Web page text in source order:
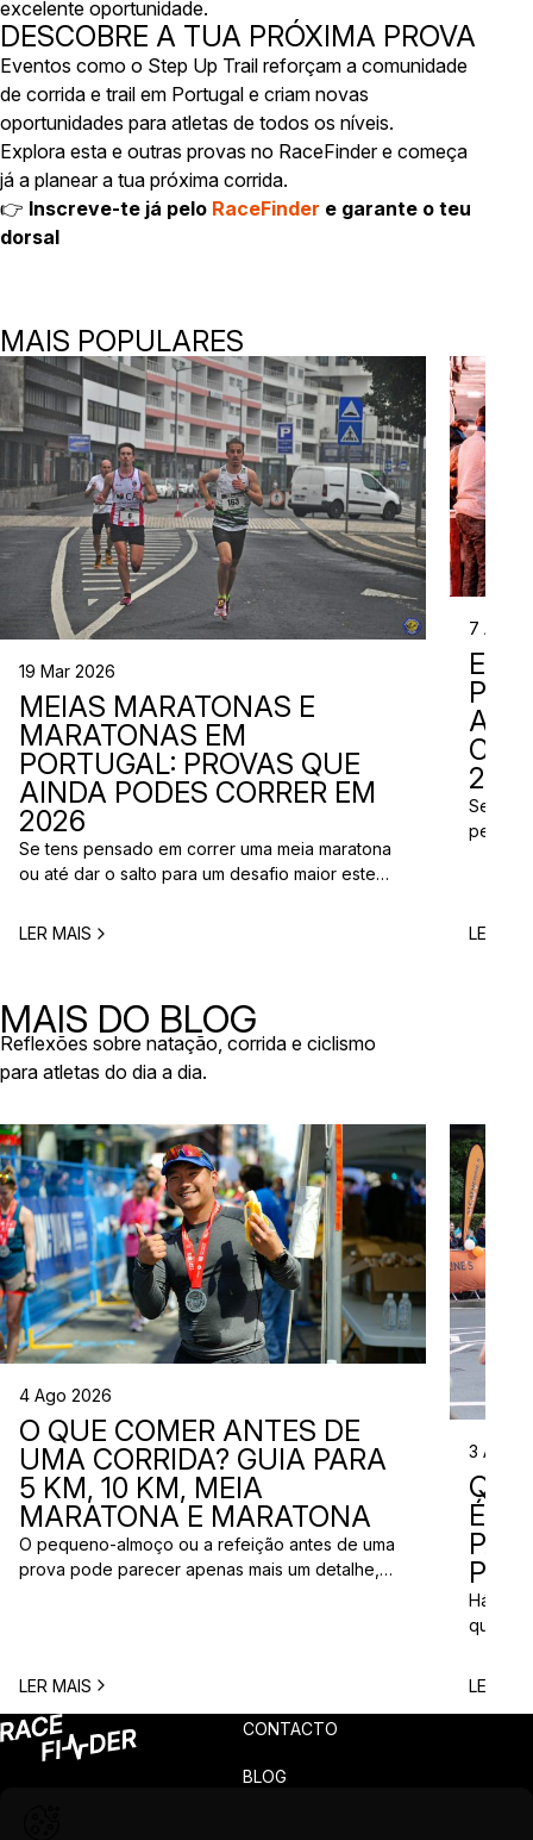
excelente oportunidade.
DESCOBRE A TUA PRÓXIMA PROVA
Eventos como o Step Up Trail reforçam a comunidade
de corrida e trail em Portugal e criam novas
oportunidades para atletas de todos os níveis.
Explora esta e outras provas no RaceFinder e começa
já a planear a tua próxima corrida.
👉 Inscreve-te já pelo RaceFinder e garante o teu
dorsal
MAIS POPULARES
19 Mar 2026
MEIAS MARATONAS E
MARATONAS EM
PORTUGAL: PROVAS QUE
AINDA PODES CORRER EM
2026
Se tens pensado em correr uma meia maratona
ou até dar o salto para um desafio maior este
planear. Entre a primavera e o verão, o
LER MAIS
7 Abr
Se
perto
LER
MAIS DO BLOG
Reflexões sobre natação, corrida e ciclismo
para atletas do dia a dia.
4 Ago 2026
O QUE COMER ANTES DE
UMA CORRIDA? GUIA PARA
5 KM, 10 KM, MEIA
MARATONA E MARATONA
O pequeno-almoço ou a refeição antes de uma
prova pode parecer apenas mais um detalhe,
corredores: o que comer antes de uma corrida?
A […]
LER MAIS
3 Ago
ÉS?
Há
quem
para
LER
CONTACTO
BLOG